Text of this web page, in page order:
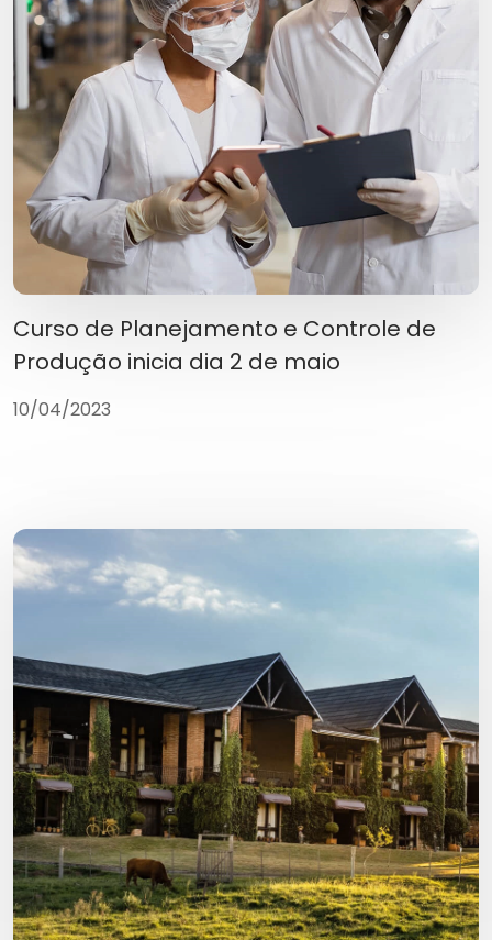
Curso de Planejamento e Controle de
Produção inicia dia 2 de maio
10/04/2023